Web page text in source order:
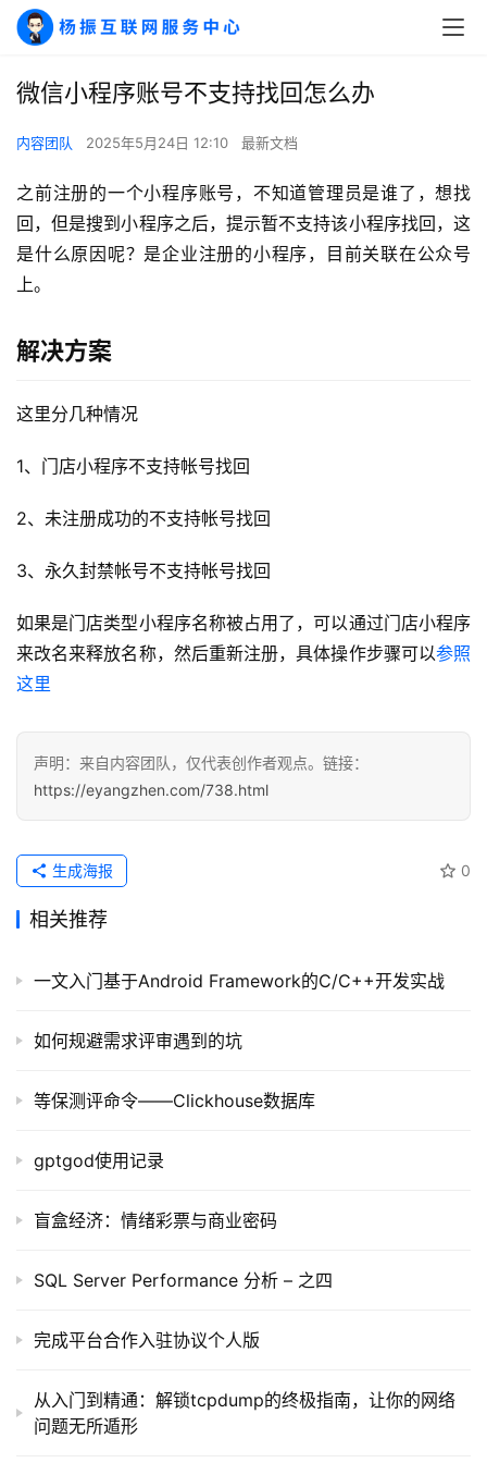
I
干
营
录
经
验
教
软
件
应
服
务
目
提
开
源
码
常
链
接
微信小程序账号不支持找回怎么办
内容团队 2025年5月24日 12:10 最新文档
之前注册的一个小程序账号，不知道管理员是谁了，想找
回，但是搜到小程序之后，提示暂不支持该小程序找回，这
是什么原因呢？是企业注册的小程序，目前关联在公众号
上。
解决方案
这里分几种情况
1、门店小程序不支持帐号找回
2、未注册成功的不支持帐号找回
3、永久封禁帐号不支持帐号找回
如果是门店类型小程序名称被占用了，可以通过门店小程序
来改名来释放名称，然后重新注册，具体操作步骤可以参照
这里
声明：来自内容团队，仅代表创作者观点。链接：
https://eyangzhen.com/738.html
0
生成海报
相关推荐
一文入门基于Android Framework的C/C++开发实战
如何规避需求评审遇到的坑
等保测评命令——Clickhouse数据库
gptgod使用记录
盲盒经济：情绪彩票与商业密码
SQL Server Performance 分析 – 之四
完成平台合作入驻协议个人版
从入门到精通：解锁tcpdump的终极指南，让你的网络
问题无所遁形